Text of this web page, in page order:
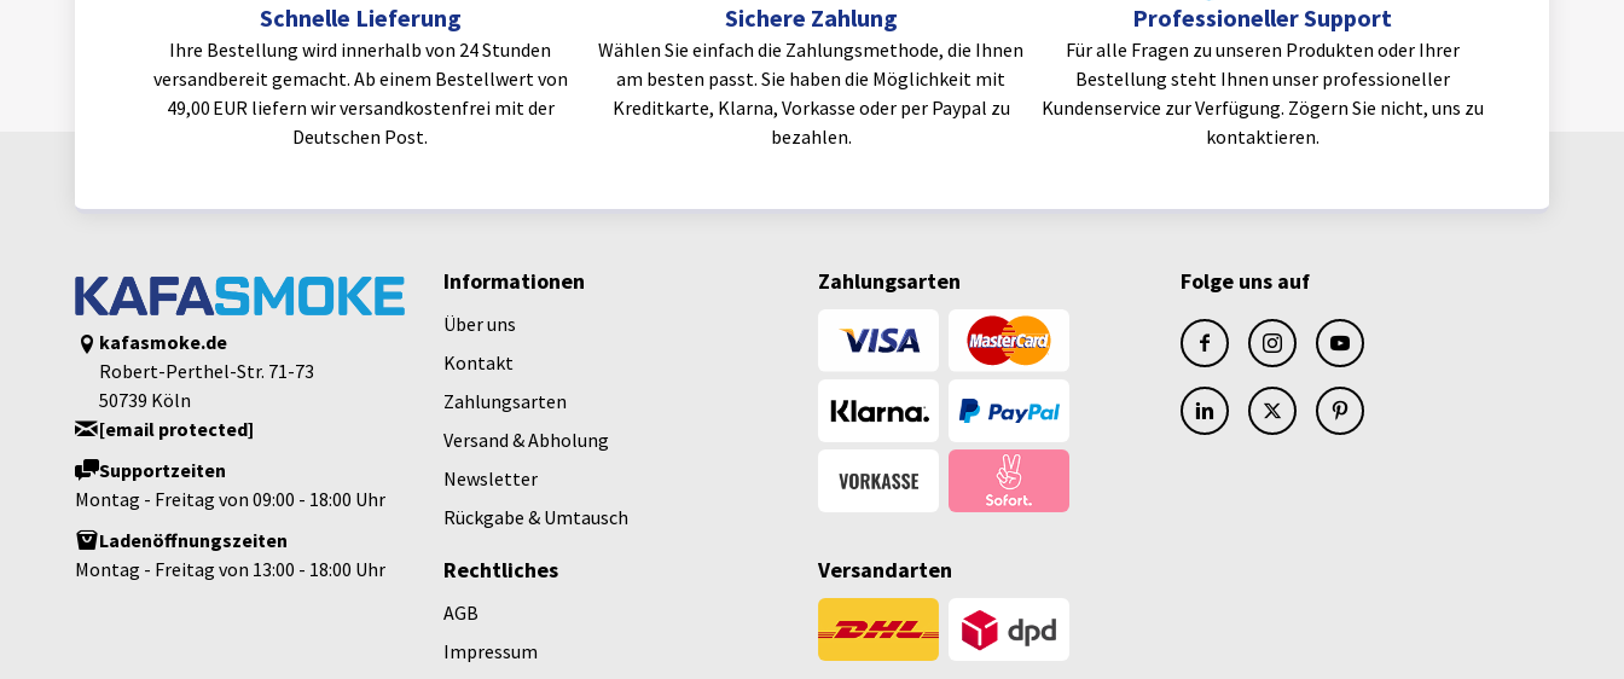
Schnelle Lieferung
Ihre Bestellung wird innerhalb von 24 Stunden
versandbereit gemacht. Ab einem Bestellwert von
49,00 EUR liefern wir versandkostenfrei mit der
Deutschen Post.
Sichere Zahlung
Wählen Sie einfach die Zahlungsmethode, die Ihnen
am besten passt. Sie haben die Möglichkeit mit
Kreditkarte, Klarna, Vorkasse oder per Paypal zu
bezahlen.
Professioneller Support
Für alle Fragen zu unseren Produkten oder Ihrer
Bestellung steht Ihnen unser professioneller
Kundenservice zur Verfügung. Zögern Sie nicht, uns zu
kontaktieren.
kafasmoke.de
Robert-Perthel-Str. 71-73
50739 Köln
[email protected]
Supportzeiten
Montag - Freitag von 09:00 - 18:00 Uhr
Ladenöffnungszeiten
Montag - Freitag von 13:00 - 18:00 Uhr
Informationen
Über uns
Kontakt
Zahlungsarten
Versand & Abholung
Newsletter
Rückgabe & Umtausch
Zahlungsarten
Rechtliches
AGB
Impressum
Versandarten
Folge uns auf
facebookinstagramyoutube
linkedinx pinterest